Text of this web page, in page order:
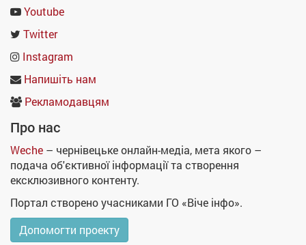
Youtube
Twitter
Instagram
Напишіть нам
Рекламодавцям
Про нас
Weche – чернівецьке онлайн-медіа, мета якого –
подача об'єктивної інформації та створення
ексклюзивного контенту.
Портал створено учасниками ГО «Віче інфо».
Допомогти проекту